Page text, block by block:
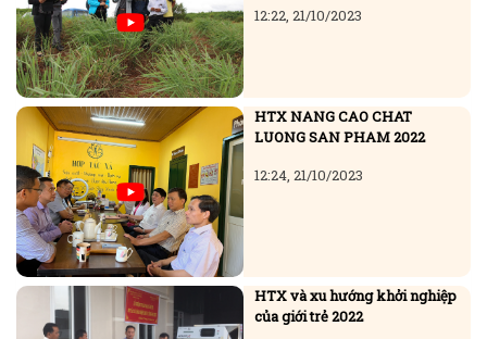
LUONG SAN PHAM 2022
12:24, 21/10/2023
của giới trẻ 2022
12:30, 21/10/2023